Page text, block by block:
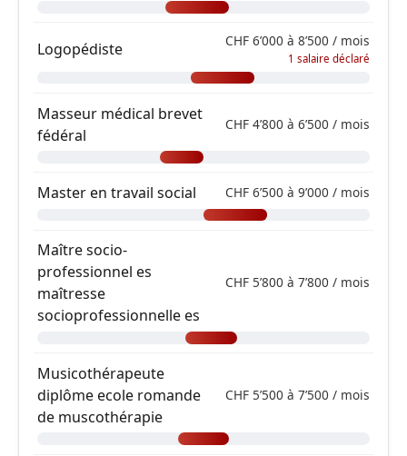
Logopédiste CHF 6’000 à 8’500 / mois
1 salaire déclaré
Masseur médical brevet
fédéral
CHF 4’800 à 6’500 / mois
Master en travail social CHF 6’500 à 9’000 / mois
Maître socio-
professionnel es
maîtresse
socioprofessionnelle es
CHF 5’800 à 7’800 / mois
Musicothérapeute
diplôme ecole romande
de muscothérapie
CHF 5’500 à 7’500 / mois